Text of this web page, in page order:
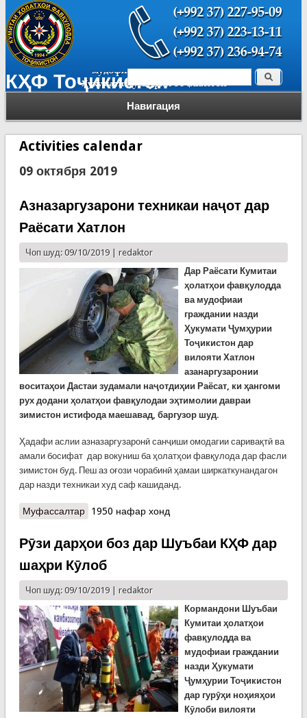
КҲФ Тоҷикистон
Навигация
Форма поиска Поиск
Activities calendar
09 октября 2019
Азназаргузарони техникаи наҷот дар
Раёсати Хатлон
Чоп шуд: 09/10/2019 | redaktor
Дар Раёсати Кумитаи
ҳолатҳои фавқулодда
ва мудофиаи
граждании назди
Ҳукумати Ҷумҳурии
Тоҷикистон дар
вилояти Хатлон
азанаргузаронии
воситаҳои Дастаи зудамали наҷотдиҳии Раёсат, ки ҳангоми
рух додани ҳолатҳои фавқулодаи эҳтимолии давраи
зимистон истифода маешавад, баргузор шуд.
Ҳадафи аслии азназаргузаронӣ санҷиши омодагии саривақтӣ ва
амали босифат дар вокуниш ба ҳолатҳои фавқулода дар фасли
зимистон буд. Пеш аз оғози чорабинӣ ҳамаи ширкаткунандагон
дар назди техникаи худ саф кашиданд.
Муфассалтаро Азназаргузарони техникаи наҷот дар Раёсати
1950 нафар хонд
Рӯзи дарҳои боз дар Шуъбаи КҲФ дар
шаҳри Кӯлоб
Чоп шуд: 09/10/2019 | redaktor
Кормандони Шуъбаи
Кумитаи ҳолатҳои
фавқулодда ва
мудофиаи граждании
назди Ҳукумати
Ҷумҳурии Тоҷикистон
дар гурӯҳи ноҳияҳои
Кӯлоби вилояти